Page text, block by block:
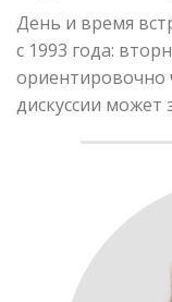
День и время
с 1993 года:
ориентировочно
дискуссии может